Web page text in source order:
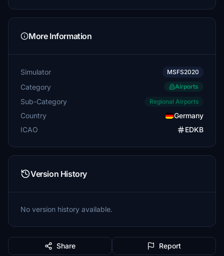
More Information
Simulator MSFS2020
Category Airports
Sub-Category Regional Airports
Country
Germany
ICAO
EDKB
Version History
No version history available.
Share Report